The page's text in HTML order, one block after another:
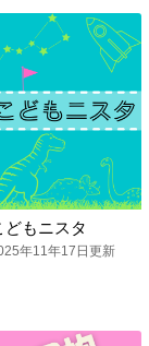
どもニスタ
年11年17日更新